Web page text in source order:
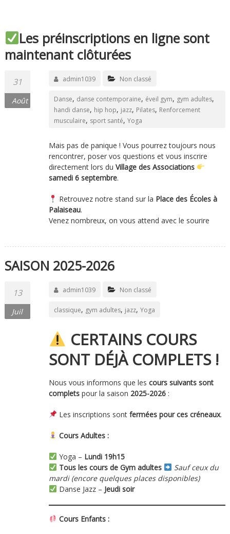
Les préinscriptions en ligne sont
maintenant clôturées
31
Août
admin1039 Non classé
Danse, danse contemporaine, éveil gym, gym adultes,
handi danse, hip hop, jazz, Pilates, Renforcement
musculaire, sport santé, Yoga
Mais pas de panique ! Vous pourrez toujours nous
rencontrer, poser vos questions et vous inscrire
directement lors du Village des Associations
samedi 6 septembre.
Retrouvez notre stand sur la Place des Écoles à
Palaiseau.
Venez nombreux, on vous attend avec le sourire
SAISON 2025-2026
13
Juil
admin1039 Non classé
classique, gym adultes, jazz, Yoga
CERTAINS COURS
SONT DÉJÀ COMPLETS !
Nous vous informons que les cours suivants sont
completspour la saison 2025-2026:
Les inscriptions sont fermées pour ces créneaux.
Cours Adultes :
Yoga – Lundi 19h15
Tous les cours de Gym adultes
Sauf ceux du
mardi (encore quelques places disponibles)
Danse Jazz – Jeudi soir
Cours Enfants :